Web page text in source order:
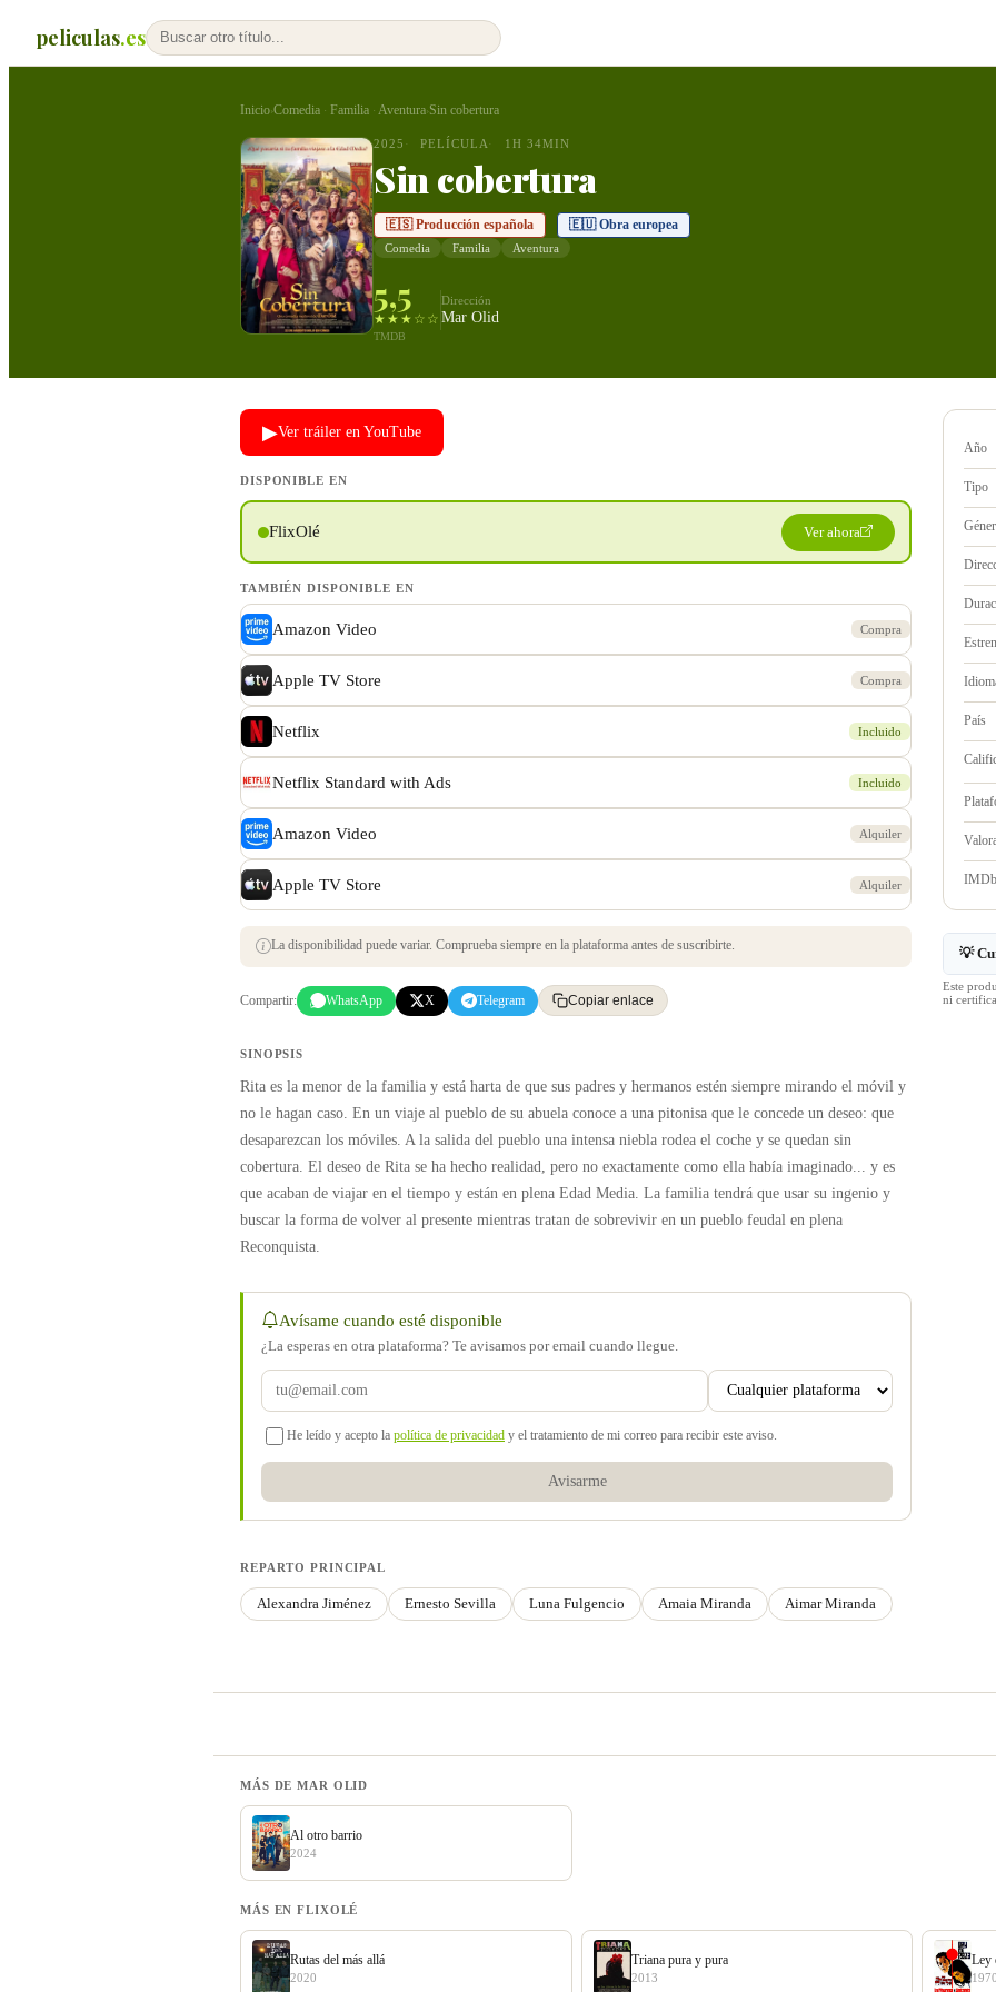
peliculas.es
Inicio›Comedia · Familia · Aventura›Sin cobertura
2025 PELÍCULA 1H 34MIN
Sin cobertura
🇪🇸 Producción española 🇪🇺 Obra europea
Comedia Familia Aventura
5,5
★★★☆☆
TMDB
Dirección
Mar Olid
▶Ver tráiler en YouTube
DISPONIBLE EN
FlixOlé Ver ahora
TAMBIÉN DISPONIBLE EN
Amazon Video Compra
Apple TV Store Compra
Netflix Incluido
Netflix Standard with Ads Incluido
Amazon Video Alquiler
Apple TV Store Alquiler
La disponibilidad puede variar. Comprueba siempre en la plataforma antes de suscribirte.
Compartir: WhatsApp X Telegram Copiar enlace
SINOPSIS
Rita es la menor de la familia y está harta de que sus padres y hermanos estén siempre mirando el móvil y
no le hagan caso. En un viaje al pueblo de su abuela conoce a una pitonisa que le concede un deseo: que
desaparezcan los móviles. A la salida del pueblo una intensa niebla rodea el coche y se quedan sin
cobertura. El deseo de Rita se ha hecho realidad, pero no exactamente como ella había imaginado... y es
que acaban de viajar en el tiempo y están en plena Edad Media. La familia tendrá que usar su ingenio y
buscar la forma de volver al presente mientras tratan de sobrevivir en un pueblo feudal en plena
Reconquista.
Avísame cuando esté disponible
¿La esperas en otra plataforma? Te avisamos por email cuando llegue.
He leído y acepto la política de privacidad y el tratamiento de mi correo para recibir este aviso.
Avisarme
REPARTO PRINCIPAL
Alexandra Jiménez Ernesto Sevilla Luna Fulgencio Amaia Miranda Aimar Miranda
Año
Tipo
País
IMDb
💡
Este
ni
MÁS DE MAR OLID
Al otro barrio
2024
MÁS EN FLIXOLÉ
Rutas del más allá
2020
Triana pura y pura
2013
Ley
1970